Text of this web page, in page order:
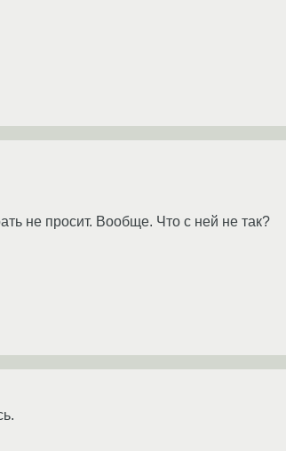
не просит. Вообще. Что с ней не так?